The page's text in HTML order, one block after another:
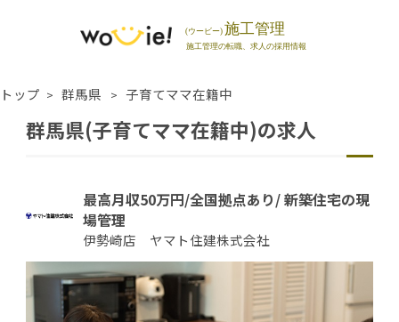
トップ 群馬県 子育てママ在籍中
群馬県(子育てママ在籍中)の求人
最高月収50万円/全国拠点あり/ 新築住宅の現
場管理
伊勢崎店 ヤマト住建株式会社